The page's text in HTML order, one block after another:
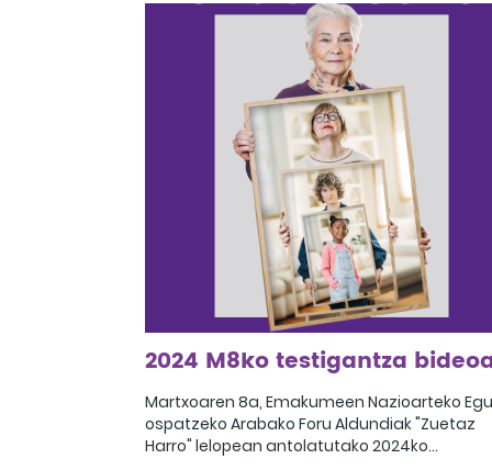
eta Intza Alkain emakume umorista eta
feministen arteko ponentzia-elkarrizketa izan
zen. Umoregileen hitzaldiaren ostean,
elkarrizketa eta hausnarketa trukea egin
Ondoren, eskualdeko elkarteetako hainbat
emakume ordezkarik parte hartu zuten, eta
beren ibilbideak kontatu eta egungo
azaldu zituzten. Topaketa Bea Egizabalen
“Magma Mía” bakarrizketarekin amaitu zen.
2024 M8ko testigantza
Martxoaren 8a, Emakumeen Nazioarteko
ospatzeko Arabako Foru Aldundiak "Zuetaz
Harro" lelopean antolatutako 2024ko